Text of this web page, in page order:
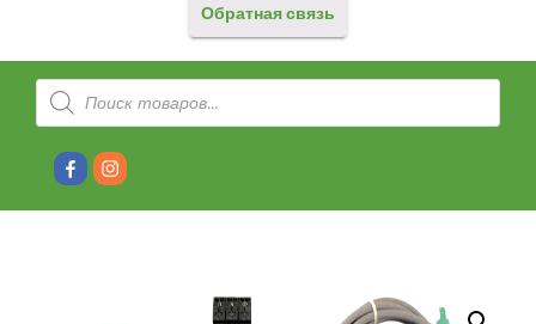
Обратная связь
Поиск
товаров
#80 #81